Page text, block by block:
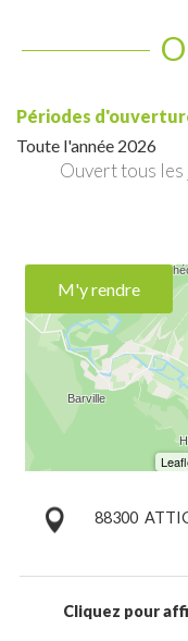
Périodes
Toute l'année 2026
Ouverttous
M'y rendre
88300
Cliquez pour